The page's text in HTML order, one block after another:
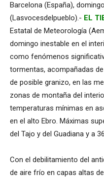
Barcelona (España),
(Lasvocesdelpueblo).- EL
Estatal de Meteorología
domingo inestable en el
como fenómenos
tormentas, acompañadas
de posible granizo, en las
zonas de montaña del
temperaturas mínimas en
en el alto Ebro. Máximas
del Tajo y del Guadiana y a
Con el debilitamiento del
de aire frío en capas altas